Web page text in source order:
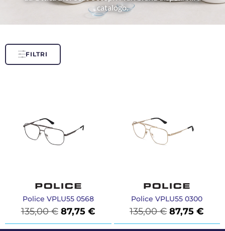
catalogo.
FILTRI
Police VPLU55 0568
135,00€ 87,75 €
Police VPLU55 0300
135,00€ 87,75€